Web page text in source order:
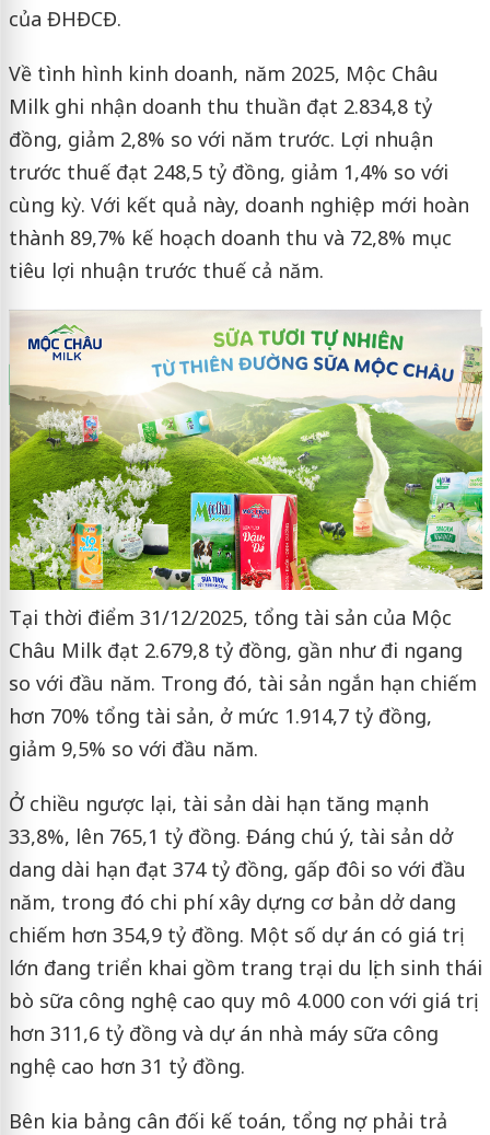
của ĐHĐCĐ.
Về tình hình kinh doanh, năm 2025, Mộc Châu
Milk ghi nhận doanh thu thuần đạt 2.834,8 tỷ
đồng, giảm 2,8% so với năm trước. Lợi nhuận
trước thuế đạt 248,5 tỷ đồng, giảm 1,4% so với
cùng kỳ. Với kết quả này, doanh nghiệp mới hoàn
thành 89,7% kế hoạch doanh thu và 72,8% mục
tiêu lợi nhuận trước thuế cả năm.
Tại thời điểm 31/12/2025, tổng tài sản của Mộc
Châu Milk đạt 2.679,8 tỷ đồng, gần như đi ngang
so với đầu năm. Trong đó, tài sản ngắn hạn chiếm
hơn 70% tổng tài sản, ở mức 1.914,7 tỷ đồng,
giảm 9,5% so với đầu năm.
Ở chiều ngược lại, tài sản dài hạn tăng mạnh
33,8%, lên 765,1 tỷ đồng. Đáng chú ý, tài sản dở
dang dài hạn đạt 374 tỷ đồng, gấp đôi so với đầu
năm, trong đó chi phí xây dựng cơ bản dở dang
chiếm hơn 354,9 tỷ đồng. Một số dự án có giá trị
lớn đang triển khai gồm trang trại du lịch sinh thái
bò sữa công nghệ cao quy mô 4.000 con với giá trị
hơn 311,6 tỷ đồng và dự án nhà máy sữa công
nghệ cao hơn 31 tỷ đồng.
Bên kia bảng cân đối kế toán, tổng nợ phải trả